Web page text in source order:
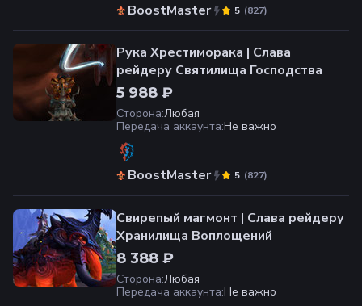
BoostMaster (827)
5
Рука Хрестиморака | Слава
рейдеру Святилища Господства
5 988 ₽
Сторона:Любая
Передача аккаунта:Не важно
BoostMaster (827)
5
Свирепый магмонт | Слава рейдеру
Хранилища Воплощений
8 388 ₽
Сторона:Любая
Передача аккаунта:Не важно